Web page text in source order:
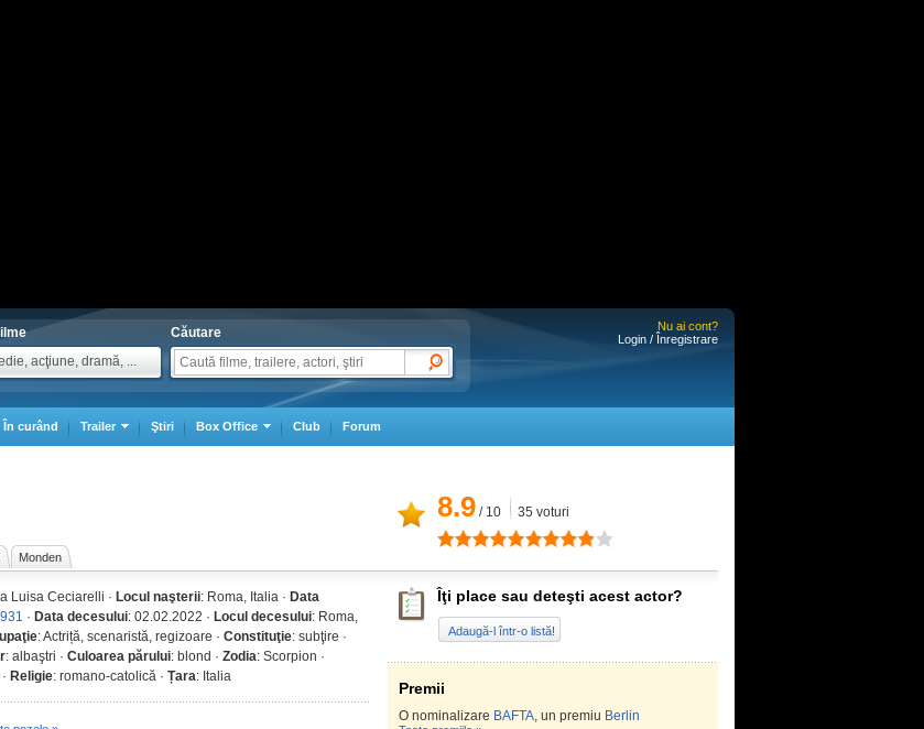
acţiune, dramă, ...
Căutare
Nu ai cont?
Login / Înregistrare
În curând Trailer Ştiri Box Office Club Forum
8.9 / 10 35 voturi
Monden
Luisa Ceciarelli · Locul naşterii: Roma, Italia · Data
· Data decesului: 02.02.2022 · Locul decesului: Roma,
: Actriță, scenaristă, regizoare · Constituţie: subţire ·
: albaştri · Culoarea părului: blond · Zodia: Scorpion ·
Religie: romano-catolică · Țara: Italia
Îţi place sau deteşti acest actor?
Adaugă-l într-o listă!
Premii
O nominalizare BAFTA, un premiu Berlin